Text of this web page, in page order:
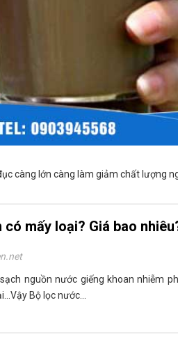
càng lớn càng làm giảm chất lượng
mấy loại? Giá bao
nguồn nước giếng khoan nhiễm
Bộ lọc nước...